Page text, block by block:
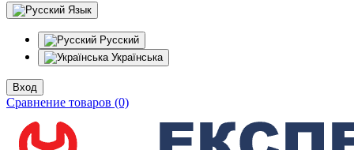
Язык
Русский
Українська
Вход
Сравнение товаров (0)